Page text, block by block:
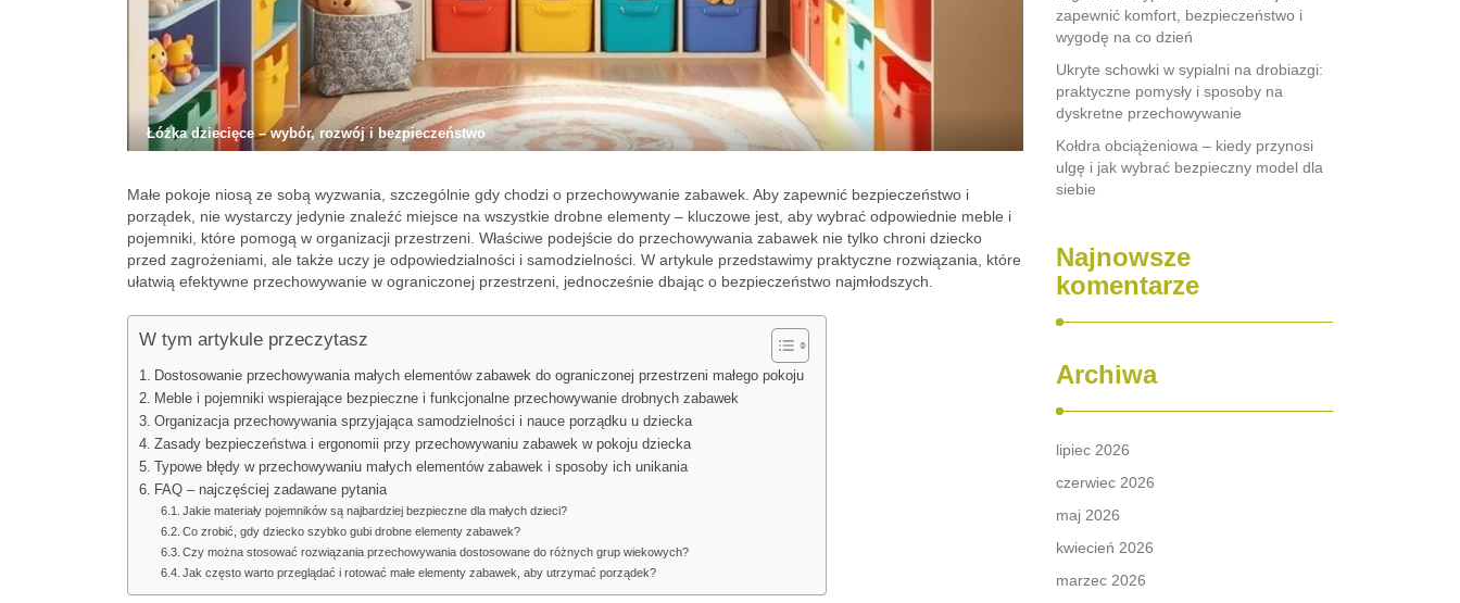
Łóżka dziecięce – wybór, rozwój i bezpieczeństwo
Małe pokoje niosą ze sobą wyzwania, szczególnie gdy chodzi o przechowywanie zabawek. Aby zapewnić bezpieczeństwo i
porządek, nie wystarczy jedynie znaleźć miejsce na wszystkie drobne elementy – kluczowe jest, aby wybrać odpowiednie meble i
pojemniki, które pomogą w organizacji przestrzeni. Właściwe podejście do przechowywania zabawek nie tylko chroni dziecko
przed zagrożeniami, ale także uczy je odpowiedzialności i samodzielności. W artykule przedstawimy praktyczne rozwiązania, które
ułatwią efektywne przechowywanie w ograniczonej przestrzeni, jednocześnie dbając o bezpieczeństwo najmłodszych.
W tym artykule przeczytasz
Dostosowanie przechowywania małych elementów zabawek do ograniczonej przestrzeni małego pokoju
Meble i pojemniki wspierające bezpieczne i funkcjonalne przechowywanie drobnych zabawek
Organizacja przechowywania sprzyjająca samodzielności i nauce porządku u dziecka
Zasady bezpieczeństwa i ergonomii przy przechowywaniu zabawek w pokoju dziecka
Typowe błędy w przechowywaniu małych elementów zabawek i sposoby ich unikania
FAQ – najczęściej zadawane pytania
Jakie materiały pojemników są najbardziej bezpieczne dla małych dzieci?
Co zrobić, gdy dziecko szybko gubi drobne elementy zabawek?
Czy można stosować rozwiązania przechowywania dostosowane do różnych grup wiekowych?
Jak często warto przeglądać i rotować małe elementy zabawek, aby utrzymać porządek?
zapewnić komfort, bezpieczeństwo i
wygodę na co dzień
Ukryte schowki w sypialni na drobiazgi:
praktyczne pomysły i sposoby na
dyskretne przechowywanie
Kołdra obciążeniowa – kiedy przynosi
ulgę i jak wybrać bezpieczny model dla
siebie
Najnowsze
komentarze
Archiwa
lipiec 2026
czerwiec 2026
maj 2026
kwiecień 2026
marzec 2026